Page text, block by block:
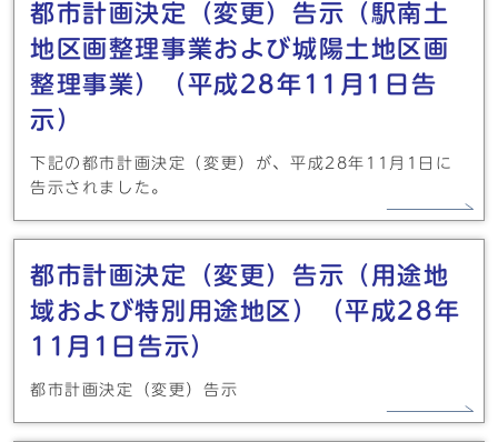
都市計画決定（変更）告示（駅南土
地区画整理事業および城陽土地区画
整理事業）（平成28年11月1日告
示）
下記の都市計画決定（変更）が、平成28年11月1日に
告示されました。
都市計画決定（変更）告示（用途地
域および特別用途地区）（平成28年
11月1日告示）
都市計画決定（変更）告示